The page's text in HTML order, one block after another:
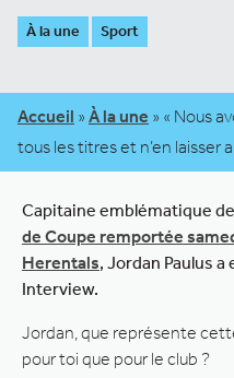
À la une Sport
Accueil » À la une » « Nous
tous les titres et n’en laisser
Capitaine emblématique
de Coupe remportée
Herentals, Jordan Paulus
Interview.
Jordan, que représente
pour toi que pour le club ?